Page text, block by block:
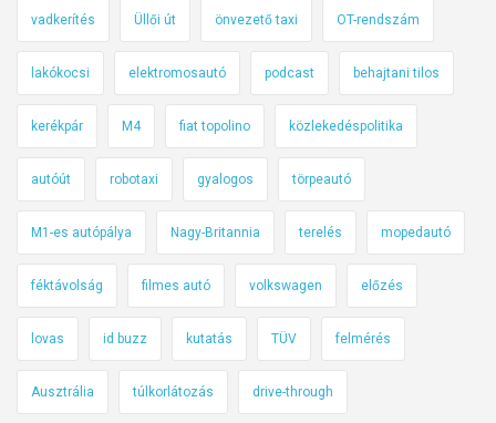
vadkerítés Üllői út önvezető taxi OT-rendszám
lakókocsi elektromosautó podcast behajtani tilos
kerékpár M4 fiat topolino közlekedéspolitika
autóút robotaxi gyalogos törpeautó
M1-es autópálya Nagy-Britannia terelés mopedautó
féktávolság filmes autó volkswagen előzés
lovas id buzz kutatás TÜV felmérés
Ausztrália túlkorlátozás drive-through